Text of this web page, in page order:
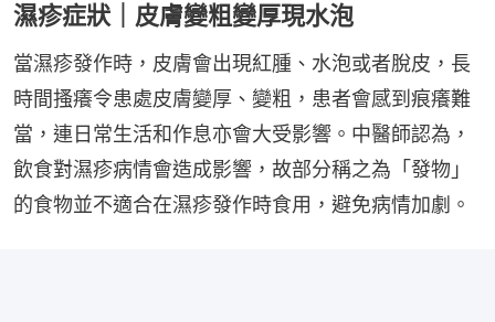
濕疹症狀｜皮膚變粗變厚現水泡
當濕疹發作時，皮膚會出現紅腫、水泡或者脫皮，長
時間搔癢令患處皮膚變厚、變粗，患者會感到痕癢難
當，連日常生活和作息亦會大受影響。中醫師認為，
飲食對濕疹病情會造成影響，故部分稱之為「發物」
的食物並不適合在濕疹發作時食用，避免病情加劇。